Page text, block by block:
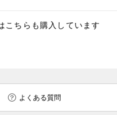
こちらも購入しています
よくある質問